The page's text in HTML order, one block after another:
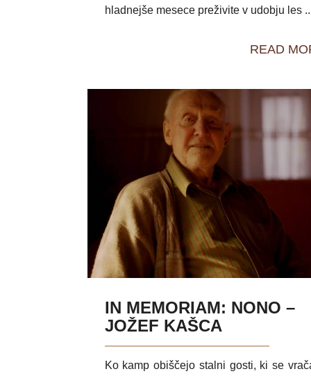
hladnejše mesece preživite v udobju les
READ
IN MEMORIAM: NONO –
JOŽEF KAŠCA
Ko kamp obiščejo stalni gosti, ki se